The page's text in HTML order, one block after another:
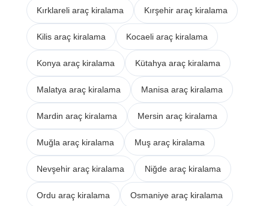
Kırklareli araç kiralama Kırşehir araç kiralama
Kilis araç kiralama Kocaeli araç kiralama
Konya araç kiralama Kütahya araç kiralama
Malatya araç kiralama Manisa araç kiralama
Mardin araç kiralama Mersin araç kiralama
Muğla araç kiralama Muş araç kiralama
Nevşehir araç kiralama Niğde araç kiralama
Ordu araç kiralama Osmaniye araç kiralama